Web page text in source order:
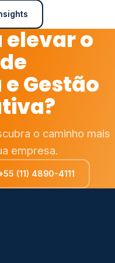
elevar o
Gestão
o caminho mais
empresa.
(11) 4890-4111